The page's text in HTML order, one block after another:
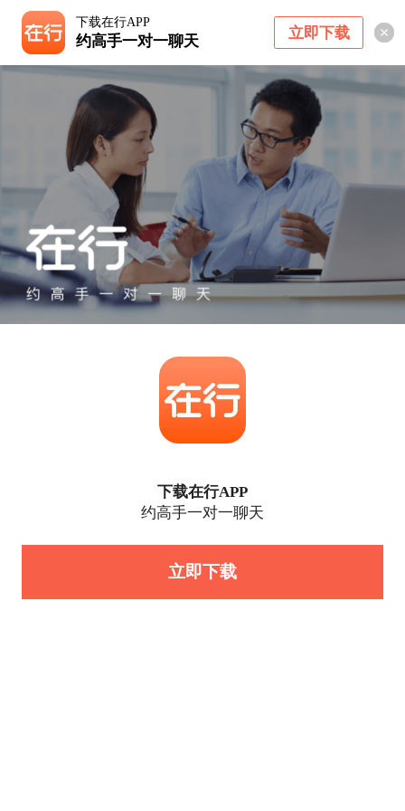
下载在行APP
约高手一对一聊天 立即下载
下载在行APP
约高手一对一聊天
立即下载